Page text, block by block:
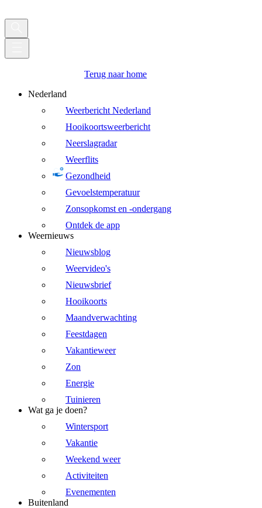
Terug naar home
Nederland
Weerbericht Nederland
Hooikoortsweerbericht
Neerslagradar
Weerflits
Gezondheid
Gevoelstemperatuur
Zonsopkomst en -ondergang
Ontdek de app
Weernieuws
Nieuwsblog
Weervideo's
Nieuwsbrief
Hooikoorts
Maandverwachting
Feestdagen
Vakantieweer
Zon
Energie
Tuinieren
Wat ga je doen?
Wintersport
Vakantie
Weekend weer
Activiteiten
Evenementen
Buitenland